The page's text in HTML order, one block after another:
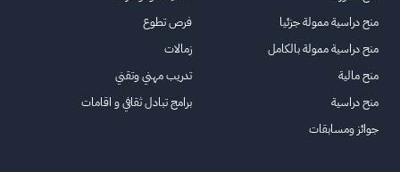
منح دراسية ممولة جزئيا
منح دراسية ممولة بالكامل
منح مالية
منح دراسية
جوائز ومسابقات
فرص تطوع
زمالات
تدريب مهني وتقني
برامج تبادل ثقافي و اقامات